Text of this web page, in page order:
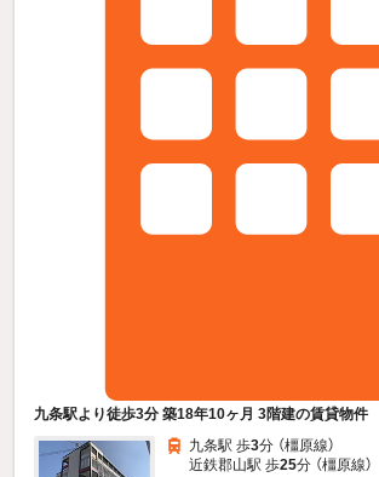
九条駅より徒歩3分 築18年10ヶ月 3階建の賃貸物件
九条駅 歩3分 （橿原線）
近鉄郡山駅 歩25分 （橿原線）